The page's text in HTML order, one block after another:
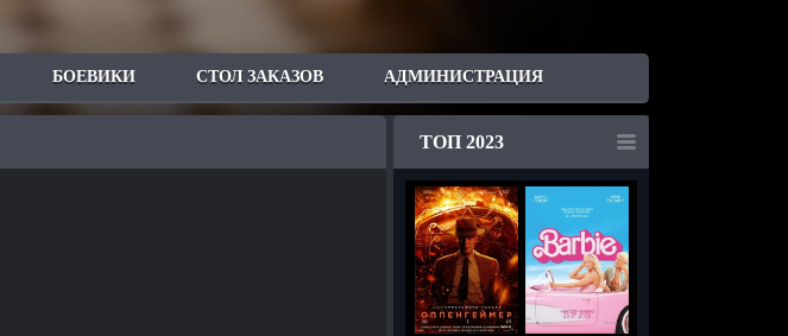
БОЕВИКИ СТОЛ ЗАКАЗОВ АДМИНИСТРАЦИЯ
ТОП 2023